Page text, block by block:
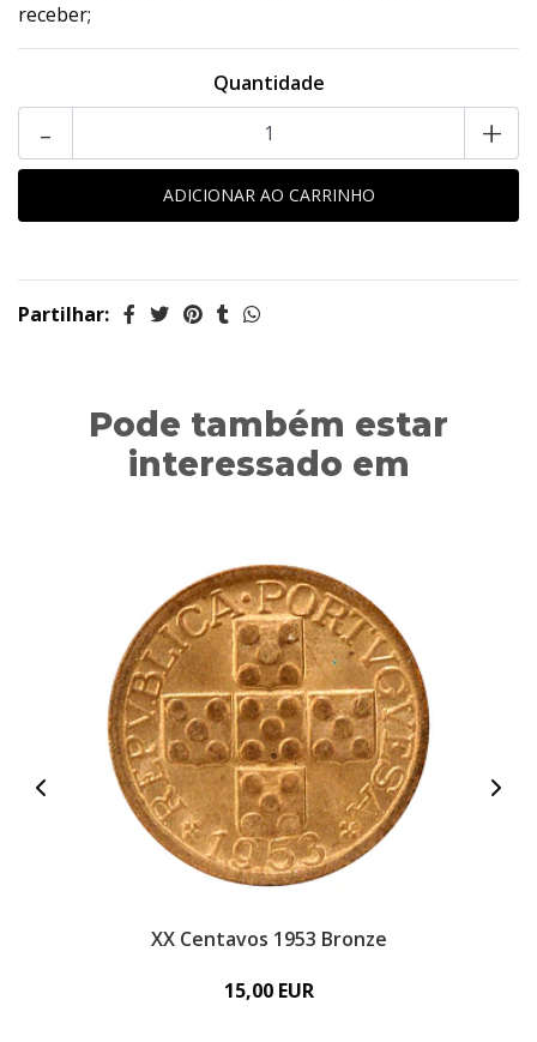
receber;
Quantidade
- +
Partilhar:
Pode também estar
interessado em
XX Centavos 1953 Bronze
15,00 EUR